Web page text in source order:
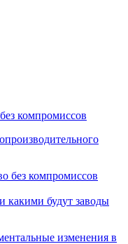
компромиссов
какими будут заводы
изменения в